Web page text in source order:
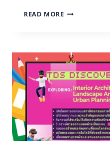
READ MORE